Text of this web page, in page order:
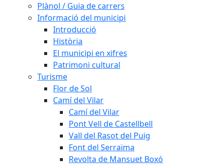
Plànol / Guia de carrers
Informació del municipi
Introducció
Història
El municipi en xifres
Patrimoni cultural
Turisme
Flor de Sol
Camí del Vilar
Camí del Vilar
Pont Vell de Castellbell
Vall del Rasot del Puig
Font del Serraïma
Revolta de Mansuet Boxó